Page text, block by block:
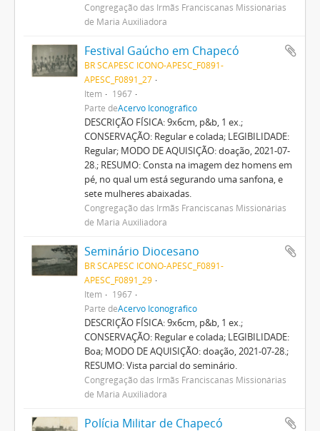
Congregação das Irmãs Franciscanas Missionárias
de Maria Auxiliadora
Festival Gaúcho em Chapecó
BR SCAPESC ICONO-APESC_F0891-
APESC_F0891_27
Item
1967
Parte deAcervo Iconográfico
DESCRIÇÃO FÍSICA: 9x6cm, p&b, 1 ex.;
CONSERVAÇÃO: Regular e colada; LEGIBILIDADE:
Regular; MODO DE AQUISIÇÃO: doação, 2021-07-
28.; RESUMO: Consta na imagem dez homens em
pé, no qual um está segurando uma sanfona, e
sete mulheres abaixadas.
Congregação das Irmãs Franciscanas Missionárias
de Maria Auxiliadora
Seminário Diocesano
BR SCAPESC ICONO-APESC_F0891-
APESC_F0891_29
Item
1967
Parte deAcervo Iconográfico
DESCRIÇÃO FÍSICA: 9x6cm, p&b, 1 ex.;
CONSERVAÇÃO: Regular e colada; LEGIBILIDADE:
Boa; MODO DE AQUISIÇÃO: doação, 2021-07-28.;
RESUMO: Vista parcial do seminário.
Congregação das Irmãs Franciscanas Missionárias
de Maria Auxiliadora
Polícia Militar de Chapecó